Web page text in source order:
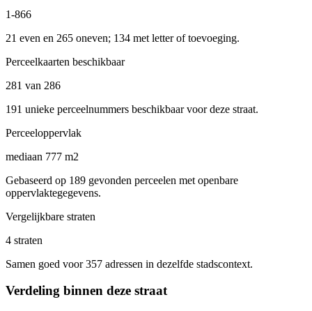
1-866
21 even en 265 oneven; 134 met letter of toevoeging.
Perceelkaarten beschikbaar
281 van 286
191 unieke perceelnummers beschikbaar voor deze straat.
Perceeloppervlak
mediaan 777 m2
Gebaseerd op 189 gevonden perceelen met openbare
oppervlaktegegevens.
Vergelijkbare straten
4 straten
Samen goed voor 357 adressen in dezelfde stadscontext.
Verdeling binnen deze straat